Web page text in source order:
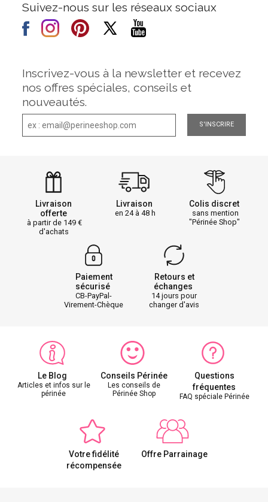
Suivez-nous sur les réseaux sociaux
Inscrivez-vous à la newsletter et recevez
nos offres spéciales, conseils et
nouveautés.
S'INSCRIRE
Livraison
offerte
à partir de 149
d'achats
Livraison
en 24 à 48 h
Colis discret
sans mention
"Périnée Shop"
Paiement
sécurisé
CB-PayPal-
Virement-Chèque
Retours et
échanges
14 jours pour
changer d'avis
Le Blog
Articles et infos sur le
périnée
Conseils Périnée
Les conseils de
Périnée Shop
Questions
fréquentes
FAQ spéciale Périnée
Votre fidélité
récompensée
Offre Parrainage